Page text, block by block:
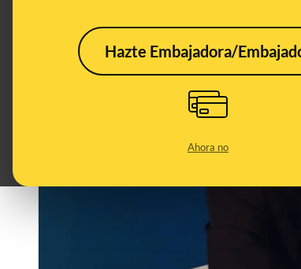
Hazte Embajadora/
Ahora no